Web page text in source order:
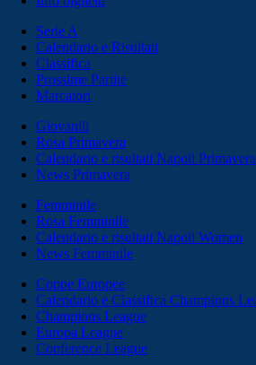
Serie A
Calendario e Risultati
Classifica
Prossime Partite
Marcatori
Giovanili
Rosa Primavera
Calendario e risultati Napoli Primavera
News Primavera
Femminile
Rosa Femminile
Calendario e risultati Napoli Women
News Femminile
Coppe Europee
Calendario e Classifica Champions
Champions League
Europa League
Conference League